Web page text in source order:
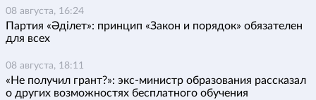
08 августа, 16:24
Партия «Әділет»: принцип «Закон и порядок» обязателен
для всех
08 августа, 18:11
«Не получил грант?»: экс-министр образования рассказал
о других возможностях бесплатного обучения